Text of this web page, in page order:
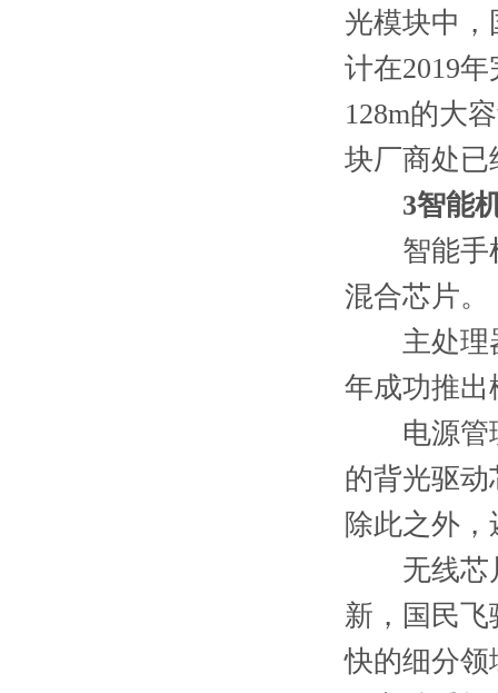
光模块中
计在2019
128m的大
块厂商处
3智能
智能手机
混合芯片。
主处理器
年成功推
电源管理
的背光驱
除此之外
无线芯片
新，国民
快的细分领